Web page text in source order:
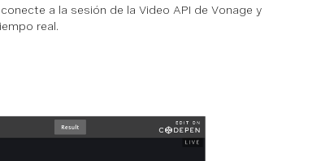
a la sesión de la Video API de Vonage y
real.